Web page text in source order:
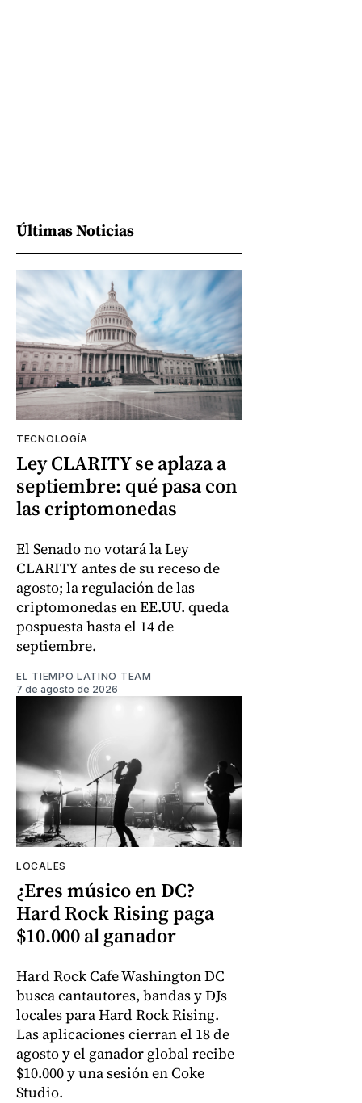
Últimas Noticias
TECNOLOGÍA
Ley CLARITY se aplaza a
septiembre: qué pasa con
las criptomonedas
El Senado no votará la Ley
CLARITY antes de su receso de
agosto; la regulación de las
criptomonedas en EE.UU. queda
pospuesta hasta el 14 de
septiembre.
EL TIEMPO LATINO TEAM
7 de agosto de 2026
LOCALES
¿Eres músico en DC?
Hard Rock Rising paga
$10.000 al ganador
Hard Rock Cafe Washington DC
busca cantautores, bandas y DJs
locales para Hard Rock Rising.
Las aplicaciones cierran el 18 de
agosto y el ganador global recibe
$10.000 y una sesión en Coke
Studio.